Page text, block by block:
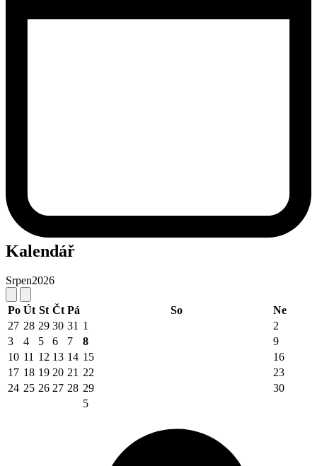
Kalendář
Srpen2026
Po Út St Čt Pá So
Ne
27 28 29 30 31 1
2
3
4 5 6 7 8
9
10 11 12 13 14 15
16
17 18 19 20 21 22
23
24 25 26 27 28 29 30
5